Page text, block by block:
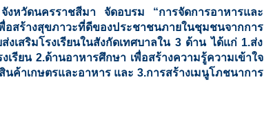
หวัดนครราชสีมา จัดอบรม “การจัดการอาหารและ
สร้างสุขภาวะที่ดีของประชาชนภายในชุมชนจากการ
สริมโรงเรียนในสังกัดเทศบาลใน 3 ด้าน ได้แก่ 1.ส่ง
รียน 2.ด้านอาหารศึกษา เพื่อสร้างความรู้ความเข้าใจ
ค้าเกษตรและอาหาร และ 3.การสร้างเมนูโภชนาการ